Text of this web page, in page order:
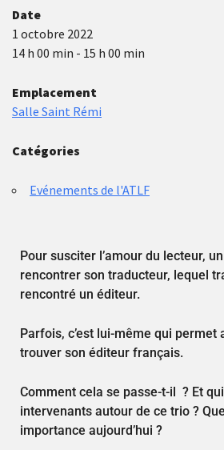
Date
1 octobre 2022
14 h 00 min - 15 h 00 min
Emplacement
Salle Saint Rémi
Catégories
Evénements de l'ATLF
Pour susciter l’amour du lecteur,
rencontrer son traducteur, lequel
rencontré un éditeur.
Parfois, c’est lui-même qui permet
trouver son éditeur français.
Comment cela se passe-t-il ? Et
intervenants autour de ce trio ?
importance aujourd’hui ?